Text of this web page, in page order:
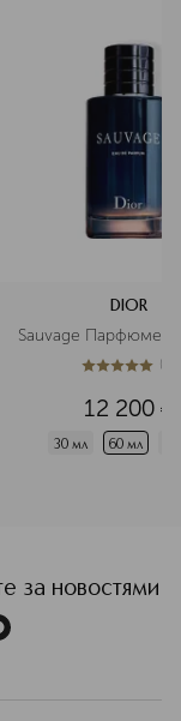
DIOR
Sauvage
5из 51 (
12 200 ¤
30 мл 60 мл
за новостями